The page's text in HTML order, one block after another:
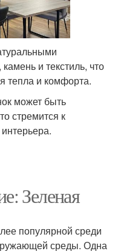
и текстиль, что
тепла и комфорта.
может быть
стремится к
Зеленая
популярной среди
среды. Одна